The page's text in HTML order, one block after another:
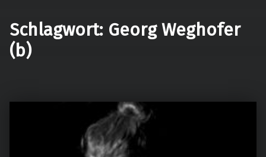
Schlagwort: Georg Weghofer
(b)